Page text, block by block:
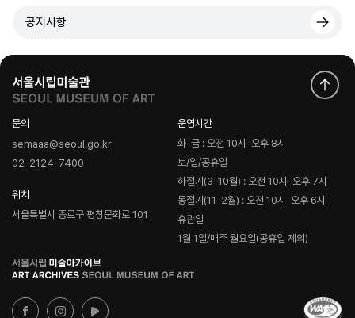
공지사항
문의
semaaa@seoul.go.kr
02-2124-7400
위치
서울특별시 종로구 평창문화로 101
운영시간
화-금 : 오전 10시-오후 8시
토/일/공휴일
하절기(3-10월) : 오전 10시-오후 7시
동절기(11-2월) : 오전 10시-오후 6시
휴관일
1월 1일/매주 월요일(공휴일 제외)
로
고